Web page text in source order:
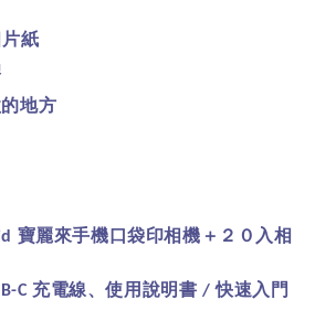
紙
地方
寶麗來手機口袋印相機＋２０入相
C 充電線、使用說明書 /快速入門